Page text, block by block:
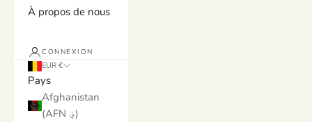
À propos de nous
CONNEXION
EUR €
Pays
Afghanistan
(AFN ؋)